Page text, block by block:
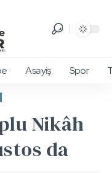
Asayiş Spor
Nikâh
da